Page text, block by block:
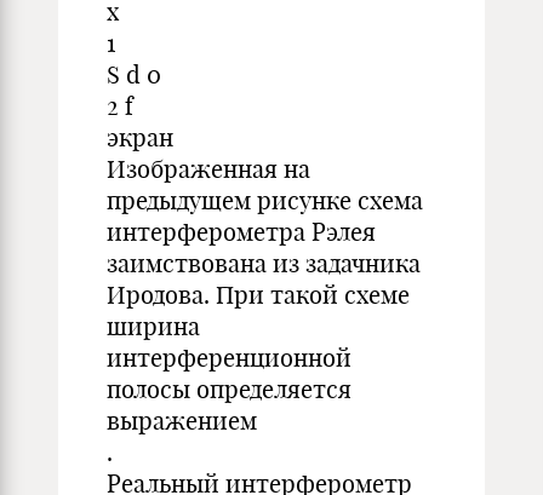
x
1
S d 0
2 f
экран
Изображенная на
предыдущем рисунке схема
интерферометра Рэлея
заимствована из задачника
Иродова. При такой схеме
ширина
интерференционной
полосы определяется
выражением
.
Реальный интерферометр